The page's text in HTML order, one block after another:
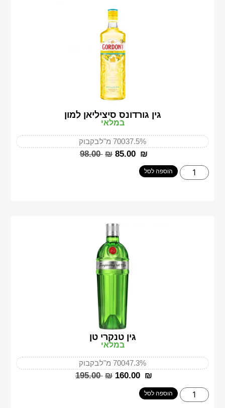
גין גורדונס סיציליאן למון
במלאי
37.5%700 מ"ל בקבוק
‎98.00 ₪ ‎85.00 ₪
הוספה לסל
גין טנקרי טן
במלאי
47.3%700 מ"ל בקבוק
‎195.00 ₪ ‎160.00 ₪
הוספה לסל